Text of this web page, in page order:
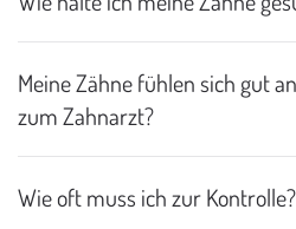
Meine Zähne fühlen sich gut
zum Zahnarzt?
Wie oft muss ich zur Kontrolle?